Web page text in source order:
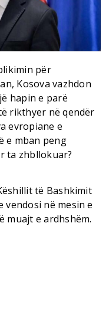
për
Kosova vazhdon
hapin e parë
rikthyer në qendër
evropiane e
e mban peng
ta zhbllokuar?
të Bashkimit
vendosi në mesin e
muajt e ardhshëm.